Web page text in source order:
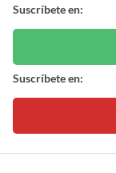
Suscríbete en:
Suscríbete en: